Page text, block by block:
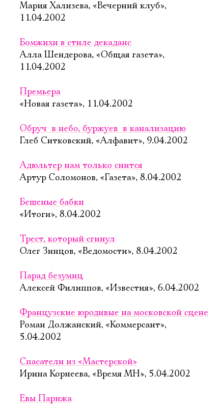
Мария Хализева, «Вечерний клуб»,
11.04.2002
Бомжихи в стиле декаданс
Алла Шендерова, «Общая газета»,
11.04.2002
Премьера
«Новая газета», 11.04.2002
Обруч  в небо, буржуев  в канализацию
Глеб Ситковский, «Алфавит», 9.04.2002
Адюльтер нам только снится
Артур Соломонов, «Газета», 8.04.2002
Бешеные бабки
«Итоги», 8.04.2002
Трест, который сгинул
Олег Зинцов, «Ведомости», 8.04.2002
Парад безумиц
Алексей Филиппов, «Известия», 6.04.2002
Французские юродивые на московской сцене
Роман Должанский, «Коммерсант»,
5.04.2002
Спасатели из «Мастерской»
Ирина Корнеева, «Время МН», 5.04.2002
Евы Парижа